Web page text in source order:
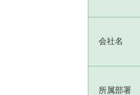
会社名
所属部署